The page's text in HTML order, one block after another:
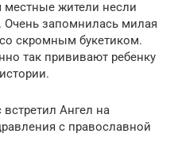
жители несли
запомнилась милая
скромным букетиком.
так прививают ребенку
Ангел на
с православной